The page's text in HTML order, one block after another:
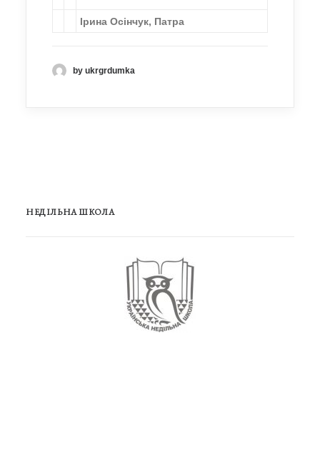
Ірина Осінчук, Патра
by ukrgrdumka
НЕДІЛЬНА ШКОЛА